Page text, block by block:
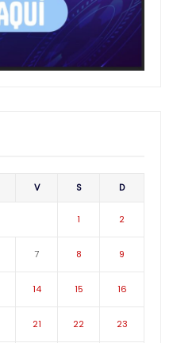
V S D
1 2
7 8 9
14 15 16
21 22 23